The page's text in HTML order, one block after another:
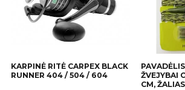
KARPINĖ RITĖ CARPEX BLACK
RUNNER 404 / 504 / 604
ŽVEJYBAI
CM, ŽALIAS